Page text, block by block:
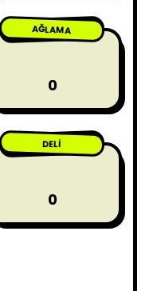
AĞLAMA
0
DELI
0